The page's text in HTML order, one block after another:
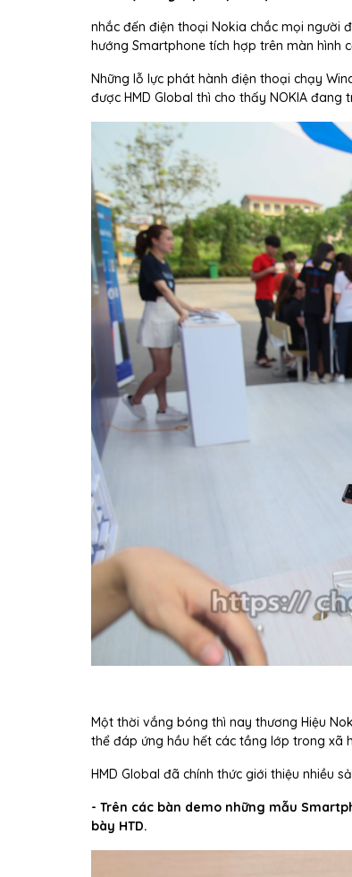
nhắc đến điện thoại Nokia chắc mọi người
hướng Smartphone tích hợp trên màn hình
Những lỗ lực phát hành điện thoại chạy
được HMD Global thì cho thấy NOKIA
Một thời vắng bóng thì nay thương Hiệu
thể đáp ứng hầu hết các tầng lớp trong xã
HMD Global đã chính thức giới thiệu nhiều
- Trên các bàn demo những mẫu
bày HTD.